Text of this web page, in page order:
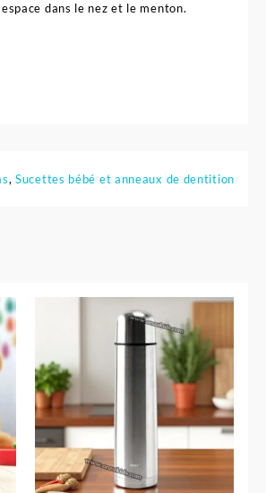
dans le nez et le menton.
,Sucettes bébé et anneaux de dentition